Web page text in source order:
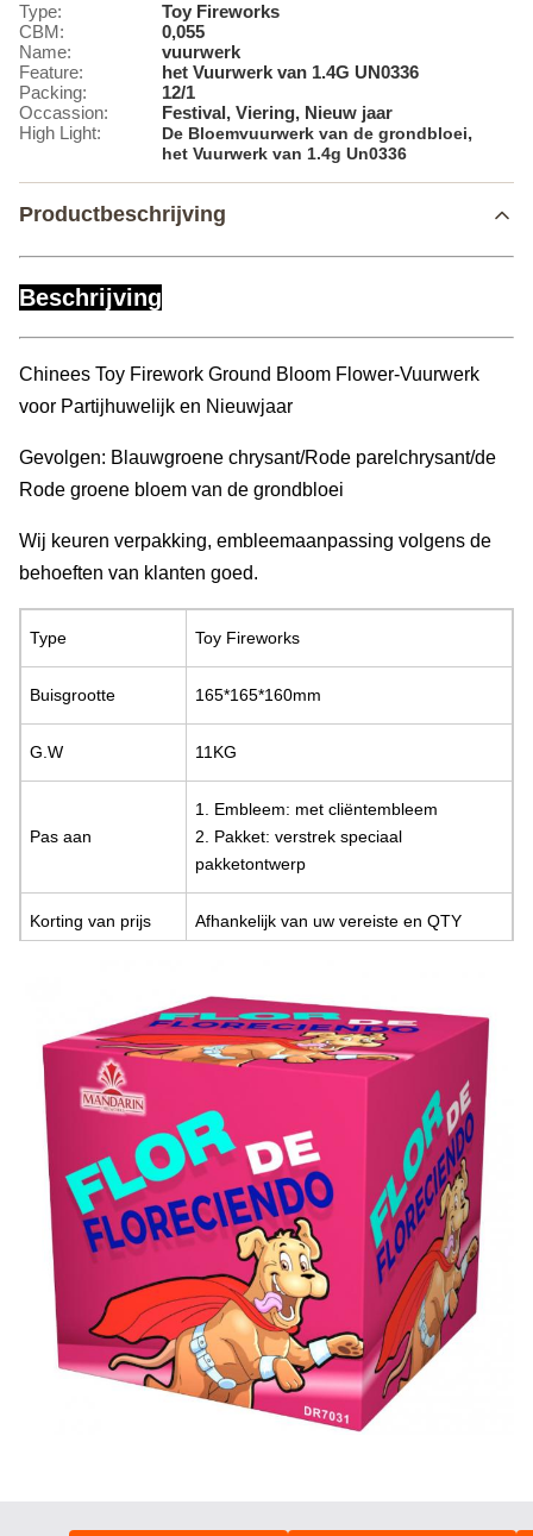
Type:
Toy Fireworks
CBM:
0,055
Name:
vuurwerk
Feature:
het Vuurwerk van 1.4G UN0336
Packing:
12/1
Occassion:
Festival, Viering, Nieuw jaar
High Light:
De Bloemvuurwerk van de grondbloei,
het Vuurwerk van 1.4g Un0336
Productbeschrijving
Beschrijving
Chinees Toy Firework Ground Bloom Flower-Vuurwerk
voor Partijhuwelijk en Nieuwjaar
Gevolgen: Blauwgroene chrysant/Rode parelchrysant/de
Rode groene bloem van de grondbloei
Wij keuren verpakking, embleemaanpassing volgens de
behoeften van klanten goed.
Type Toy Fireworks
Buisgrootte 165*165*160mm
G.W 11KG
Pas aan
1. Embleem: met cliëntembleem
2. Pakket: verstrek speciaal
pakketontwerp
Korting van prijs Afhankelijk van uw vereiste en QTY
CBM 0,055
Gelegenheid